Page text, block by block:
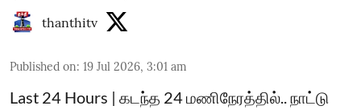
thanthitv
Published on: 19 Jul 2026, 3:01 am
Last 24 Hours | கடந்த 24 மணிநேரத்தில்.. நாட்டு